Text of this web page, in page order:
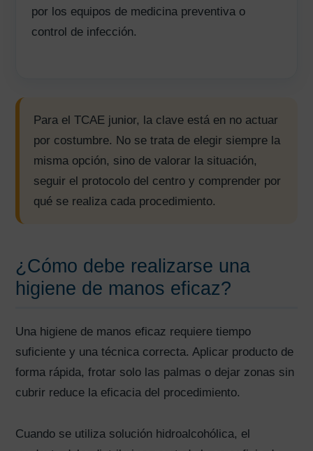
por los equipos de medicina preventiva o
control de infección.
Para el TCAE junior, la clave está en no actuar
por costumbre. No se trata de elegir siempre la
misma opción, sino de valorar la situación,
seguir el protocolo del centro y comprender por
qué se realiza cada procedimiento.
¿Cómo debe realizarse una
higiene de manos eficaz?
Una higiene de manos eficaz requiere tiempo
suficiente y una técnica correcta. Aplicar producto de
forma rápida, frotar solo las palmas o dejar zonas sin
cubrir reduce la eficacia del procedimiento.
Cuando se utiliza solución hidroalcohólica, el